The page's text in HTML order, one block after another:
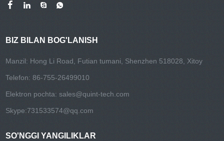
BIZ BILAN BOG'LANISH
Manzil: Hong Li Road, Futian tumani, Shenzhen 518028, Xitoy
Telefon: 86-755-26499010
Elektron pochta:sales@quint-tech.com
Skype:731533574@qq.com
SO'NGGI YANGILIKLAR